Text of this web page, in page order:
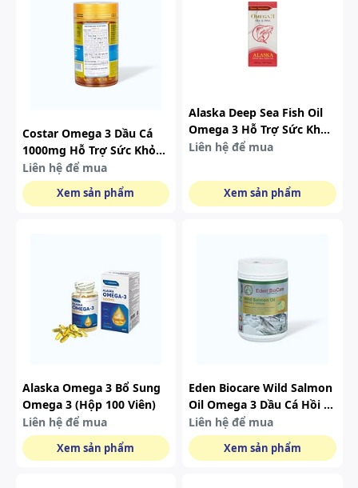
Costar Omega 3 Dầu Cá
1000mg Hỗ Trợ Sức Khỏe
Tim Mạch 100 Viên
Liên hệ để mua
Xem sản phẩm
Alaska Deep Sea Fish Oil
Omega 3 Hỗ Trợ Sức Khỏe
Tim Mạch, Bổ Mắt (hộp
Liên hệ để mua
Xem sản phẩm
Alaska Omega 3 Bổ Sung
Omega 3 (hộp 100 Viên)
Liên hệ để mua
Xem sản phẩm
Eden Biocare Wild Salmon
Oil Omega 3 Dầu Cá Hồi Vi
Chanh 1000mg 180 Viên
Liên hệ để mua
Xem sản phẩm